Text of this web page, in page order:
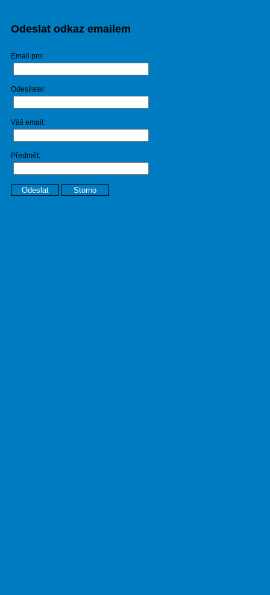
Odeslat odkaz emailem
Email pro:
Odesílatel:
Váš email:
Předmět:
Odeslat Storno